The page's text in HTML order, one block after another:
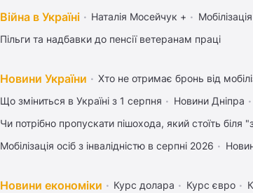
Війна в Україні Наталія Мосейчук +
Пільги та надбавки до пенсії ветеранам праці
Новини України Хто не отримає бронь від
Що зміниться в Україні з 1 серпня
Новини Дніпра
Чи потрібно пропускати пішохода, який стоїть біля
Мобілізація осіб з інвалідністю в серпні 2026
Новини економіки Курс долара Курс євро